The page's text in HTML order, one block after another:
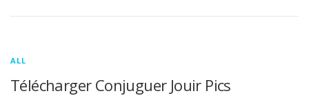
ALL
Télécharger Conjuguer Jouir Pics